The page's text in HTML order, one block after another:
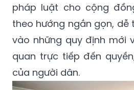
pháp luật cho cộng
theo hướng ngắn gọn, dễ
vào những quy định mới
quan trực tiếp đến
của người dân.